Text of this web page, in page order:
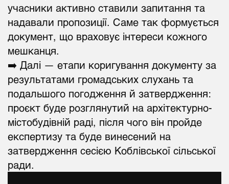
учасники активно ставили запитання та
надавали пропозиції. Саме так формується
документ, що враховує інтереси кожного
мешканця.
➡️ Далі — етапи коригування документу за
результатами громадських слухань та
подальшого погодження й затвердження:
проєкт буде розглянутий на архітектурно-
містобудівній раді, після чого він пройде
експертизу та буде винесений на
затвердження сесією Коблівської сільської
ради.